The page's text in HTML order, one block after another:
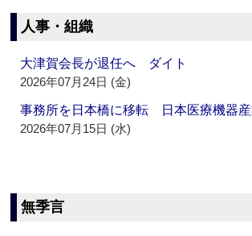
人事・組織
大津賀会長が退任へ ダイト
2026年07月24日 (金)
事務所を日本橋に移転 日本医療機器
2026年07月15日 (水)
無季言